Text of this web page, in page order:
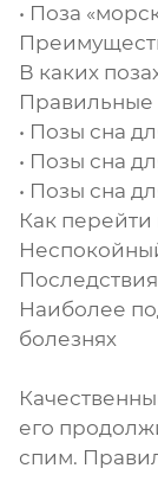
• Поза
В каких
Правильные
• Позы сна
• Позы сна
• Позы сна
Как перейти
Наиболее
болезнях
его
спим.